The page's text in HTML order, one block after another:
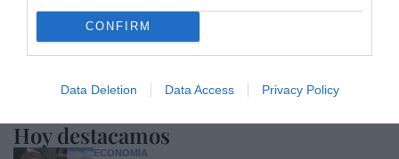
CONFIRM
Data Deletion Data Access Privacy Policy
Hoy destacamos
ECONOMÍA